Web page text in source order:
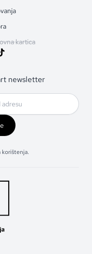
kartica
newsletter
korištenja.